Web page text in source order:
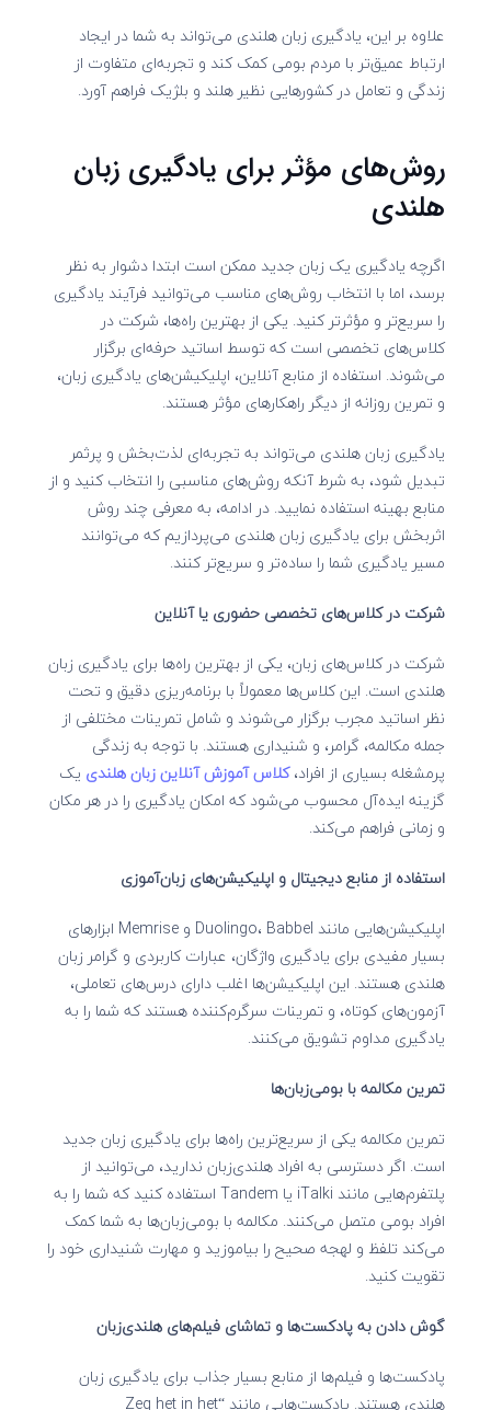
علاوه بر این، یادگیری زبان هلندی می‌تواند به شما در ایجاد
ارتباط عمیق‌تر با مردم بومی کمک کند و تجربه‌ای متفاوت از
زندگی و تعامل در کشورهایی نظیر هلند و بلژیک فراهم آورد.
روش‌های مؤثر برای یادگیری زبان
هلندی
اگرچه یادگیری یک زبان جدید ممکن است ابتدا دشوار به نظر
برسد، اما با انتخاب روش‌های مناسب می‌توانید فرآیند یادگیری
را سریع‌تر و مؤثرتر کنید. یکی از بهترین راه‌ها، شرکت در
کلاس‌های تخصصی است که توسط اساتید حرفه‌ای برگزار
می‌شوند. استفاده از منابع آنلاین، اپلیکیشن‌های یادگیری زبان،
و تمرین روزانه از دیگر راهکارهای مؤثر هستند.
یادگیری زبان هلندی می‌تواند به تجربه‌ای لذت‌بخش و پرثمر
تبدیل شود، به شرط آنکه روش‌های مناسبی را انتخاب کنید و از
منابع بهینه استفاده نمایید. در ادامه، به معرفی چند روش
اثربخش برای یادگیری زبان هلندی می‌پردازیم که می‌توانند
مسیر یادگیری شما را ساده‌تر و سریع‌تر کنند.
شرکت در کلاس‌های تخصصی حضوری یا آنلاین
شرکت در کلاس‌های زبان، یکی از بهترین راه‌ها برای یادگیری زبان
هلندی است. این کلاس‌ها معمولاً با برنامه‌ریزی دقیق و تحت
نظر اساتید مجرب برگزار می‌شوند و شامل تمرینات مختلفی از
جمله مکالمه، گرامر، و شنیداری هستند. با توجه به زندگی
پرمشغله بسیاری از افراد،کلاس آموزش آنلاین زبان هلندی یک
گزینه ایده‌آل محسوب می‌شود که امکان یادگیری را در هر مکان
و زمانی فراهم می‌کند.
استفاده از منابع دیجیتال و اپلیکیشن‌های زبان‌آموزی
اپلیکیشن‌هایی مانند Duolingo، Babbel و Memrise ابزارهای
بسیار مفیدی برای یادگیری واژگان، عبارات کاربردی و گرامر زبان
هلندی هستند. این اپلیکیشن‌ها اغلب دارای درس‌های تعاملی،
آزمون‌های کوتاه، و تمرینات سرگرم‌کننده هستند که شما را به
یادگیری مداوم تشویق می‌کنند.
تمرین مکالمه با بومی‌زبان‌ها
تمرین مکالمه یکی از سریع‌ترین راه‌ها برای یادگیری زبان جدید
است. اگر دسترسی به افراد هلندی‌زبان ندارید، می‌توانید از
پلتفرم‌هایی مانند iTalki یا Tandem استفاده کنید که شما را به
افراد بومی متصل می‌کنند. مکالمه با بومی‌زبان‌ها به شما کمک
می‌کند تلفظ و لهجه صحیح را بیاموزید و مهارت شنیداری خود را
تقویت کنید.
گوش دادن به پادکست‌ها و تماشای فیلم‌های هلندی‌زبان
پادکست‌ها و فیلم‌ها از منابع بسیار جذاب برای یادگیری زبان
هلندی هستند. پادکست‌هایی مانند “Zeg het in het